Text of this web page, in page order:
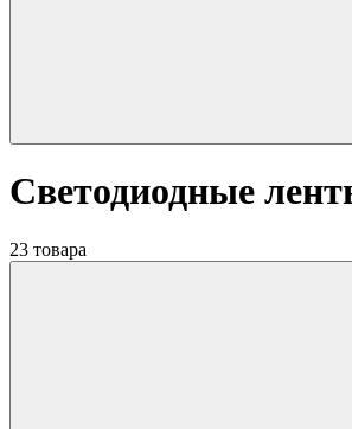
Светодиодные
23 товара